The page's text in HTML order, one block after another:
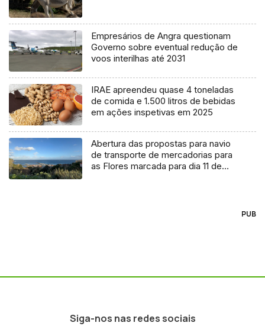
Empresários de Angra questionam
Governo sobre eventual redução de
voos interilhas até 2031
IRAE apreendeu quase 4 toneladas
de comida e 1.500 litros de bebidas
em ações inspetivas em 2025
Abertura das propostas para navio
de transporte de mercadorias para
as Flores marcada para dia 11 de
PUB
Siga-nos nas redes sociais